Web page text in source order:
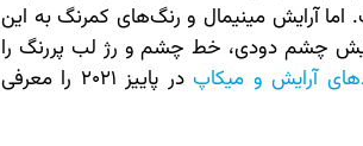
آرایش مینیمال و رنگ‌های کمرنگ به این
چشم دودی، خط چشم و رژ لب پررنگ را
آرایش و میکاپ
در پاییز 2021 را معرفی